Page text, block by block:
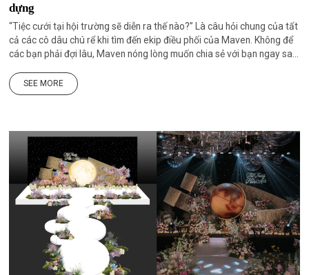
dựng
“Tiệc cưới tại hội trường sẽ diễn ra thế nào?” Là câu hỏi chung của tất
cả các cô dâu chú rể khi tìm đến ekip điều phối của Maven. Không để
các bạn phải đợi lâu, Maven nóng lòng muốn chia sẻ với bạn ngay sau
SEE MORE